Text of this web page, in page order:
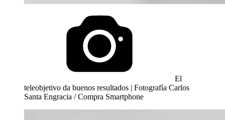
El
teleobjetivo da buenos resultados | Fotografía Carlos
Santa Engracia / Compra Smartphone